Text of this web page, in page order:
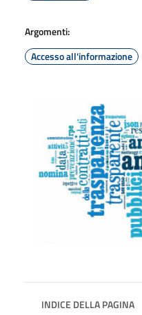
Argomenti:
Accesso all'informazione
INDICE DELLA PAGINA